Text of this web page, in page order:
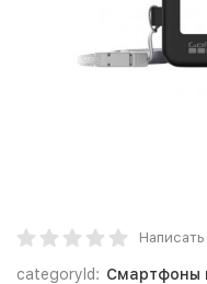
categoryId: Смартфоны